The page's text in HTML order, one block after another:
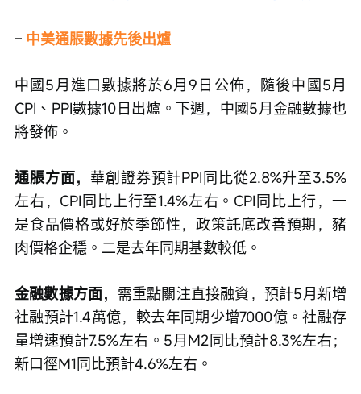
– 中美通脹數據先後出爐
中國5月進口數據將於6月9日公佈，隨後中國5月
CPI、PPI數據10日出爐。下週，中國5月金融數據也
將發佈。
通脹方面， 華創證券預計PPI同比從2.8%升至3.5%
左右，CPI同比上行至1.4%左右。CPI同比上行，一
是食品價格或好於季節性，政策託底改善預期，豬
肉價格企穩。二是去年同期基數較低。
金融數據方面， 需重點關注直接融資，預計5月新增
社融預計1.4萬億，較去年同期少增7000億。社融存
量增速預計7.5%左右。5月M2同比預計8.3%左右；
新口徑M1同比預計4.6%左右。